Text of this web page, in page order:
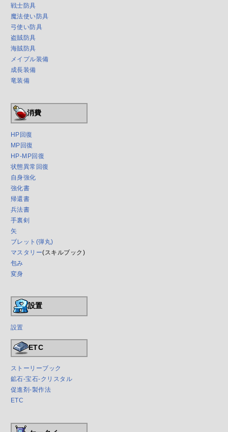
戦士防具
魔法使い防具
弓使い防具
盗賊防具
海賊防具
メイプル装備
成長装備
竜装備
消費
HP回復
MP回復
HP-MP回復
状態異常回復
自身強化
強化書
帰還書
兵法書
手裏剣
矢
ブレット(弾丸)
マスタリー(スキルブック)
包み
変身
設置
設置
ETC
ストーリーブック
鉱石-宝石-クリスタル
促進剤-製作法
ETC